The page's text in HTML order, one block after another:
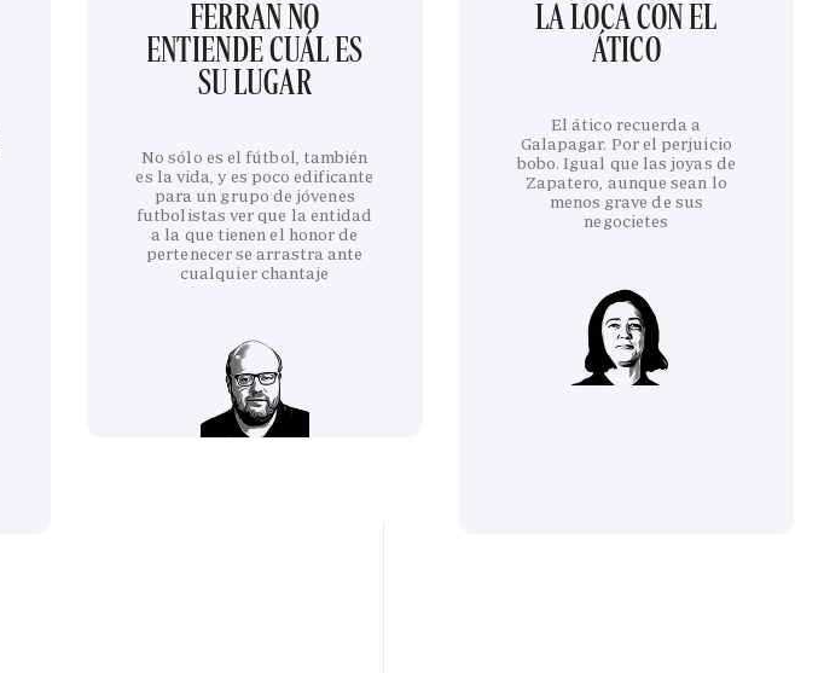
FERRAN NO
ENTIENDE CUÁL ES
SU LUGAR
No sólo es el fútbol, también
es la vida, y es poco edificante
para un grupo de jóvenes
futbolistas ver que la entidad
a la que tienen el honor de
pertenecer se arrastra ante
cualquier chantaje
LA LOCA CON EL
ÁTICO
El ático recuerda a
Galapagar. Por el perjuicio
bobo. Igual que las joyas de
Zapatero, aunque sean lo
menos grave de sus
negocietes